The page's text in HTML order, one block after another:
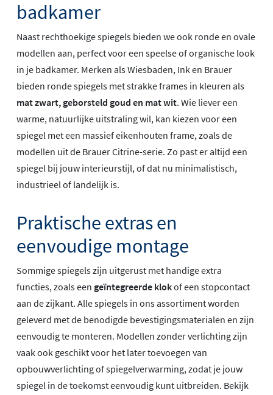
badkamer
Naast rechthoekige spiegels bieden we ook ronde en ovale
modellen aan, perfect voor een speelse of organische look
in je badkamer. Merken als Wiesbaden, Ink en Brauer
bieden ronde spiegels met strakke frames in kleuren als
mat zwart, geborsteld goud en mat wit. Wie liever een
warme, natuurlijke uitstraling wil, kan kiezen voor een
spiegel met een massief eikenhouten frame, zoals de
modellen uit de Brauer Citrine-serie. Zo past er altijd een
spiegel bij jouw interieurstijl, of dat nu minimalistisch,
industrieel of landelijk is.
Praktische extras en
eenvoudige montage
Sommige spiegels zijn uitgerust met handige extra
functies, zoals een geïntegreerde klokof een stopcontact
aan de zijkant. Alle spiegels in ons assortiment worden
geleverd met de benodigde bevestigingsmaterialen en zijn
eenvoudig te monteren. Modellen zonder verlichting zijn
vaak ook geschikt voor het later toevoegen van
opbouwverlichting of spiegelverwarming, zodat je jouw
spiegel in de toekomst eenvoudig kunt uitbreiden. Bekijk